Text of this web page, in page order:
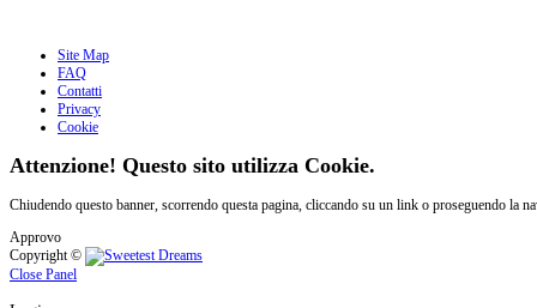
Site Map
FAQ
Contatti
Privacy
Cookie
Attenzione! Questo sito utilizza Cookie.
Chiudendo questo banner, scorrendo questa pagina, cliccando su un link o proseguendo la
Approvo
Copyright ©
Close Panel